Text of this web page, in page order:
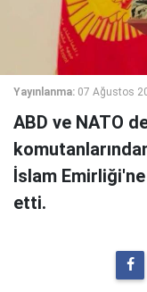
Yayınlanma: 07 Ağustos
ABD ve NATO
İslam
etti.